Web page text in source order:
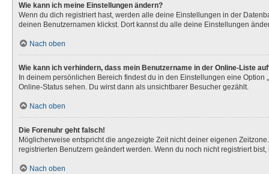
Wie kann ich meine Einstellungen ändern?
Wenn du dich registriert hast, werden alle deine Einstellungen in der
deinen Benutzernamen klickst. Dort kannst du alle deine Einstellungen
Nach oben
Wie kann ich verhindern, dass mein Benutzername in der Online-Liste
In deinem persönlichen Bereich findest du in den Einstellungen eine
Online-Status sehen. Du wirst dann als unsichtbarer Besucher gezählt.
Nach oben
Die Forenuhr geht falsch!
Möglicherweise entspricht die angezeigte Zeit nicht deiner eigenen
registrierten Benutzern geändert werden. Wenn du noch nicht registriert
Nach oben